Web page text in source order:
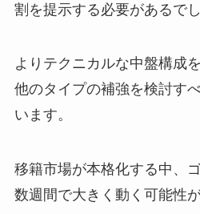
割を提示する必要があるでし
よりテクニカルな中盤構成
他のタイプの補強を検討す
います。
移籍市場が本格化する中、
数週間で大きく動く可能性が